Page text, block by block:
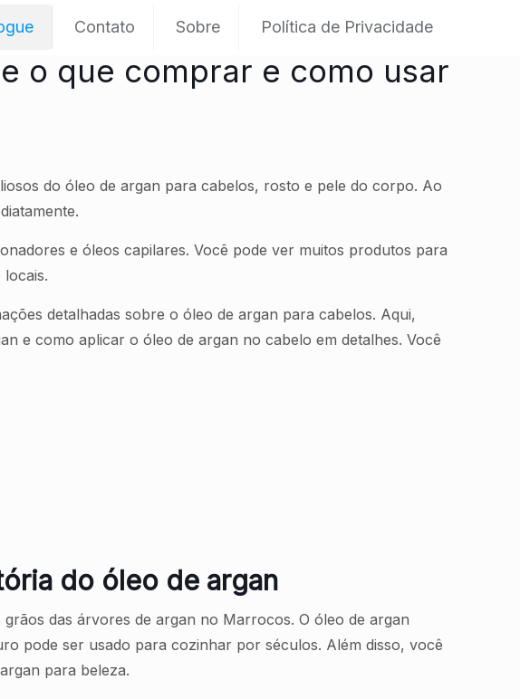
Contato Sobre Política de Privacidade
o que comprar e como usar
do óleo de argan para cabelos, rosto e pele do corpo. Ao
e óleos capilares. Você pode ver muitos produtos para
detalhadas sobre o óleo de argan para cabelos. Aqui,
e como aplicar o óleo de argan no cabelo em detalhes. Você
do óleo de argan
das árvores de argan no Marrocos. O óleo de argan
pode ser usado para cozinhar por séculos. Além disso, você
para beleza.